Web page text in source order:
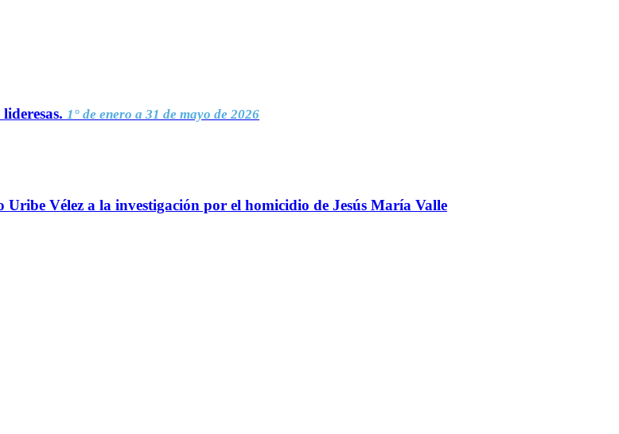
1° de enero a 31 de mayo de 2026
Vélez a la investigación por el homicidio de Jesús María Valle